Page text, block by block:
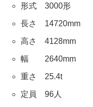
形式 3000形
長さ 14720mm
高さ 4128mm
幅 2640mm
重さ 25.4t
定員 96人